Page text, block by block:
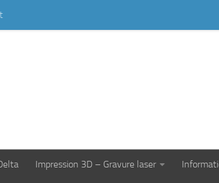
Impression 3D – Gravure laser